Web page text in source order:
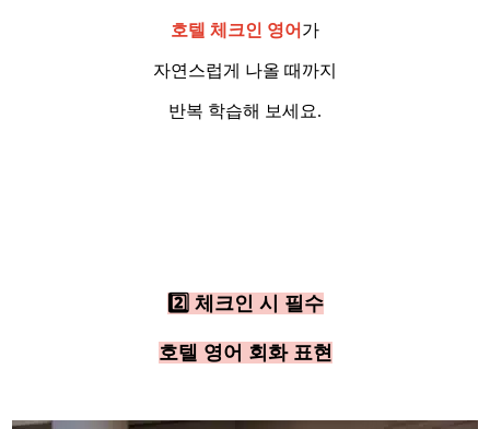
호텔 체크인 영어 가
자연스럽게 나올 때까지
반복 학습해 보세요.
2️⃣ 체크인 시 필수
호텔 영어 회화 표현